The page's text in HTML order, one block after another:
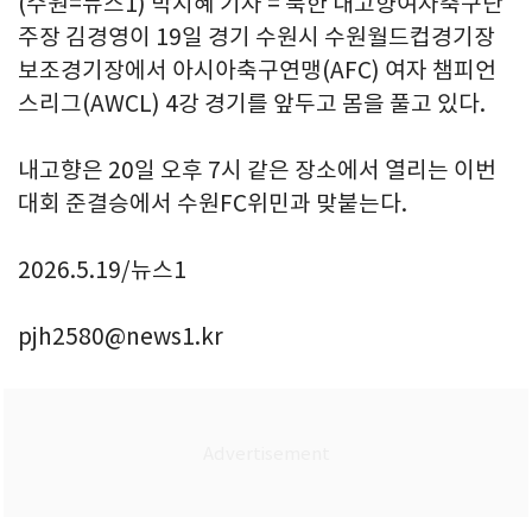
주장 김경영이 19일 경기 수원시 수원월드컵경기장
보조경기장에서 아시아축구연맹(AFC) 여자 챔피언
스리그(AWCL) 4강 경기를 앞두고 몸을 풀고 있다.
내고향은 20일 오후 7시 같은 장소에서 열리는 이번
대회 준결승에서 수원FC위민과 맞붙는다.
2026.5.19/뉴스1
pjh2580@news1.kr